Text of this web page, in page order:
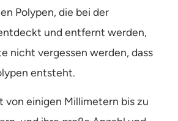
Polypen, die bei der
und entfernt werden,
nicht vergessen werden, dass
entsteht.
von einigen Millimetern bis zu